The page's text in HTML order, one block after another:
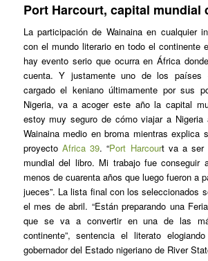
Port Harcourt, capital mundial
La participación de Wainaina en cualquier
con el mundo literario en todo el continente
hay evento serio que ocurra en África
cuenta. Y justamente uno de los países
cargado el keniano últimamente por sus
Nigeria, va a acoger este año la capital
estoy muy seguro de cómo viajar a Nigeria
Wainaina medio en broma mientras explica
proyecto Africa 39. “Port Harcourt va a ser
mundial del libro. Mi trabajo fue conseguir
menos de cuarenta años que luego fueron a
jueces”. La lista final con los seleccionados
el mes de abril. “Están preparando una
que se va a convertir en una de las
continente”, sentencia el literato
gobernador del Estado nigeriano de River